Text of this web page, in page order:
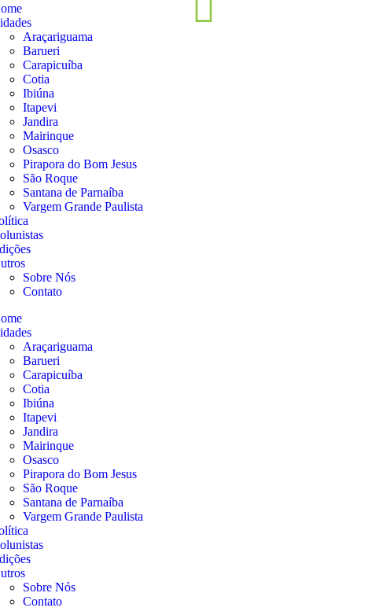
Araçariguama
Barueri
Carapicuíba
Cotia
Ibiúna
Itapevi
Jandira
Mairinque
Osasco
Pirapora do Bom Jesus
São Roque
Santana de Parnaíba
Vargem Grande Paulista
Sobre Nós
Contato
Araçariguama
Barueri
Carapicuíba
Cotia
Ibiúna
Itapevi
Jandira
Mairinque
Osasco
Pirapora do Bom Jesus
São Roque
Santana de Parnaíba
Vargem Grande Paulista
Sobre Nós
Contato